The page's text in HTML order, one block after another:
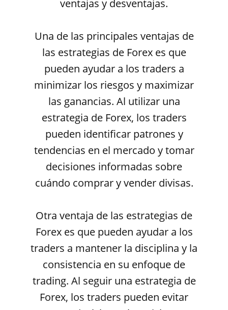
ventajas y desventajas.
Una de las principales ventajas de
las estrategias de Forex es que
pueden ayudar a los traders a
minimizar los riesgos y maximizar
las ganancias. Al utilizar una
estrategia de Forex, los traders
pueden identificar patrones y
tendencias en el mercado y tomar
decisiones informadas sobre
cuándo comprar y vender divisas.
Otra ventaja de las estrategias de
Forex es que pueden ayudar a los
traders a mantener la disciplina y la
consistencia en su enfoque de
trading. Al seguir una estrategia de
Forex, los traders pueden evitar